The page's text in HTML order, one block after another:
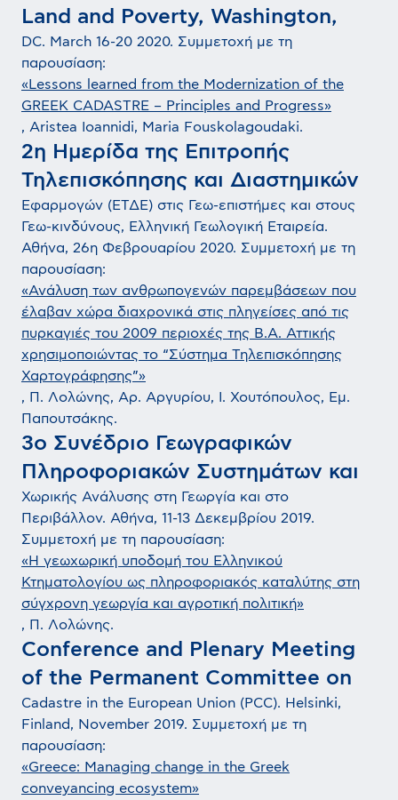
Land and Poverty, Washington,
DC. March 16-20 2020. Συμμετοχή με τη
παρουσίαση:
«Lessons learned from the Modernization of the
GREEK CADASTRE – Principles and Progress»
, Aristea Ioannidi, Maria Fouskolagoudaki.
2η Ημερίδα της Επιτροπής
Τηλεπισκόπησης και Διαστημικών
Εφαρμογών (ΕΤΔΕ) στις Γεω-επιστήμες και στους
Γεω-κινδύνους, Ελληνική Γεωλογική Εταιρεία.
Αθήνα, 26η Φεβρουαρίου 2020. Συμμετοχή με τη
παρουσίαση:
«Ανάλυση των ανθρωπογενών παρεμβάσεων που
έλαβαν χώρα διαχρονικά στις πληγείσες από τις
πυρκαγιές του 2009 περιοχές της Β.Α. Αττικής
χρησιμοποιώντας το “Σύστημα Τηλεπισκόπησης
Χαρτογράφησης”»
, Π. Λολώνης, Αρ. Αργυρίου, Ι. Χουτόπουλος, Εμ.
Παπουτσάκης.
3ο Συνέδριο Γεωγραφικών
Πληροφοριακών Συστημάτων και
Χωρικής Ανάλυσης στη Γεωργία και στο
Περιβάλλον. Αθήνα, 11-13 Δεκεμβρίου 2019.
Συμμετοχή με τη παρουσίαση:
«Η γεωχωρική υποδομή του Ελληνικού
Κτηματολογίου ως πληροφοριακός καταλύτης στη
σύγχρονη γεωργία και αγροτική πολιτική»
, Π. Λολώνης.
Conference and Plenary Meeting
of the Permanent Committee on
Cadastre in the European Union (PCC). Helsinki,
Finland, November 2019. Συμμετοχή με τη
παρουσίαση:
«Greece: Managing change in the Greek
conveyancing ecosystem»